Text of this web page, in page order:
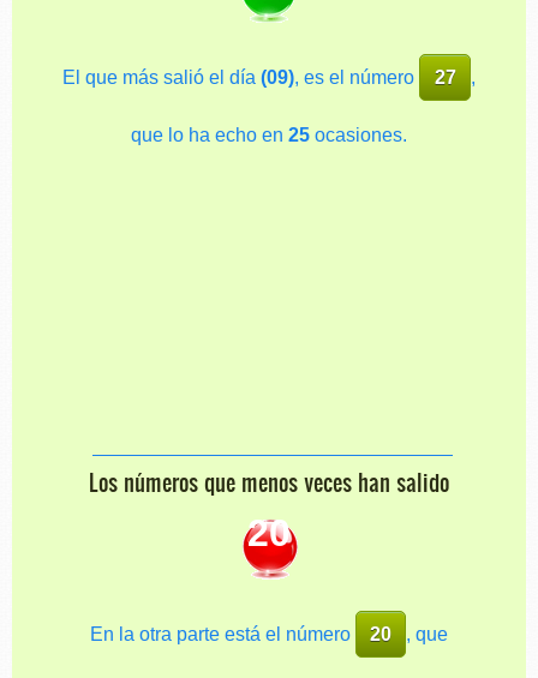
El que más salió el día(09), es el número 27 ,
que lo ha echo en 25 ocasiones.
Los números que menos veces han salido
20
En la otra parte está el número 20 , que